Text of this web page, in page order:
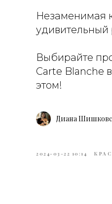
Незаменимая
удивительный
Выбирайте
Carte Blanche
этом!
Диана
2024-03-22 10:14